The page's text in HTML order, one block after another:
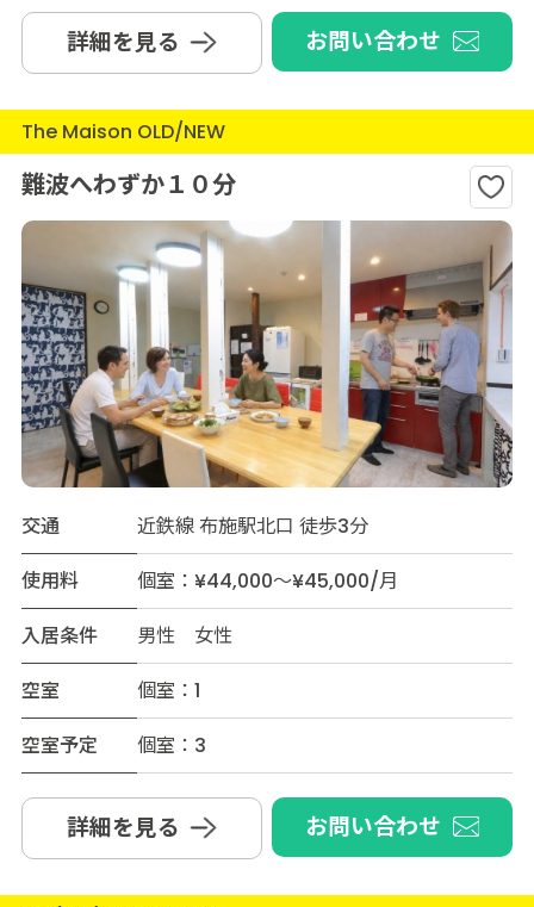
詳細を見る お問い合わせ
The Maison OLD/NEW
難波へわずか１０分
交通
近鉄線 布施駅北口 徒歩3分
使用料
個室：¥44,000～¥45,000/月
入居条件
男性 女性
空室
個室：1
空室予定
個室：3
詳細を見る お問い合わせ